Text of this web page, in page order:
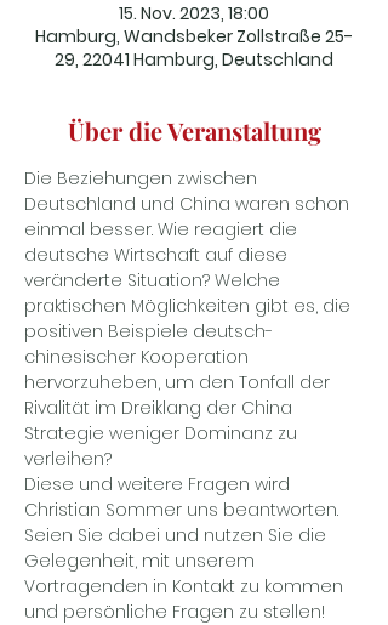
15. Nov. 2023, 18:00
Hamburg, Wandsbeker Zollstraße 25-
29, 22041 Hamburg, Deutschland
Über die Veranstaltung
Die Beziehungen zwischen
Deutschland und China waren schon
einmal besser. Wie reagiert die
deutsche Wirtschaft auf diese
veränderte Situation? Welche
praktischen Möglichkeiten gibt es, die
positiven Beispiele deutsch-
chinesischer Kooperation
hervorzuheben, um den Tonfall der
Rivalität im Dreiklang der China
Strategie weniger Dominanz zu
verleihen?
Diese und weitere Fragen wird
Christian Sommer uns beantworten.
Seien Sie dabei und nutzen Sie die
Gelegenheit, mit unserem
Vortragenden in Kontakt zu kommen
und persönliche Fragen zu stellen!